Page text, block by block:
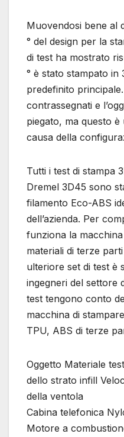
Muovendosi bene al
° del design per la
di test ha mostrato
° è stato stampato in
predefinito
contrassegnati e
piegato, ma questo
causa della
Tutti i test di stampa
Dremel 3D45 sono
filamento Eco-ABS
dell’azienda. Per
funziona la
materiali di terze
ulteriore set di test è
ingegneri del settore
test tengono conto
macchina di
TPU, ABS di terze
Oggetto Materiale
dello strato infill
della ventola
Cabina telefonica
Motore a